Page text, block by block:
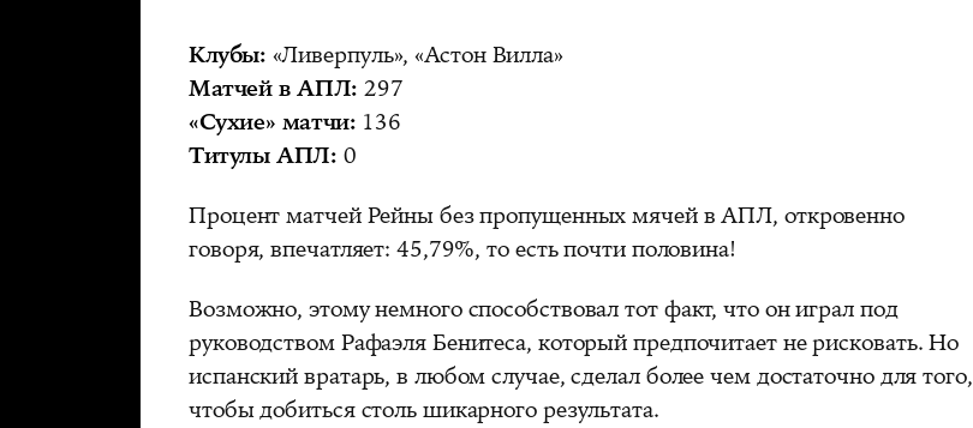
Клубы: «Ливерпуль», «Астон Вилла»
Матчей в АПЛ: 297
«Сухие» матчи: 136
Титулы АПЛ: 0
Процент матчей Рейны без пропущенных мячей в АПЛ, откровенно
говоря, впечатляет: 45,79%, то есть почти половина!
Возможно, этому немного способствовал тот факт, что он играл под
руководством Рафаэля Бенитеса, который предпочитает не рисковать. Но
испанский вратарь, в любом случае, сделал более чем достаточно для того,
чтобы добиться столь шикарного результата.